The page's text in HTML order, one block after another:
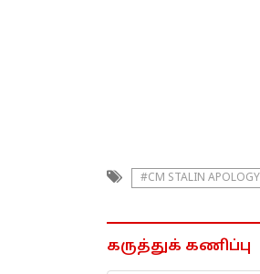
#CM STALIN APOLOGY
கருத்துக் கணிப்பு